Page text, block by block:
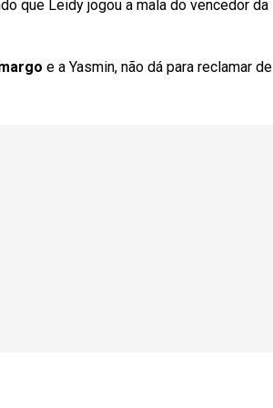
que Leidy jogou a mala do vencedor da
e a Yasmin, não dá para reclamar de